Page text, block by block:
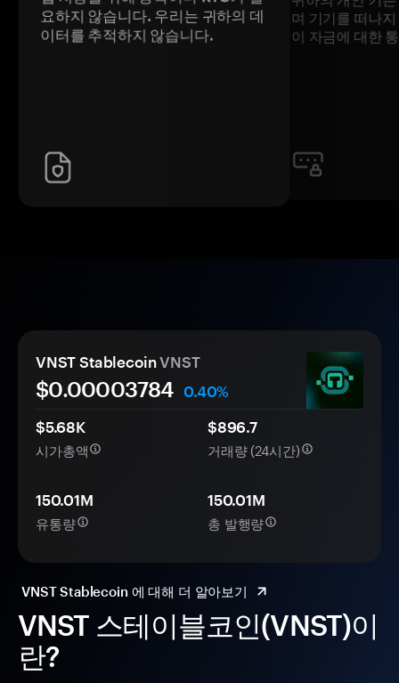
요하지 않습니다. 우리는 귀하의 데
이터를 추적하지 않습니다.
며 기기를 떠나
이 자금에 대한
VNST 스테이블코인(VNST)이
란?
VNST StablecoinVNST
$0.00003784 0.40%
$5.68K
시가총액
$896.7
거래량 (24시간)
150.01M
유통량
150.01M
총 발행량
VNST Stablecoin 에 대해 더 알아보기